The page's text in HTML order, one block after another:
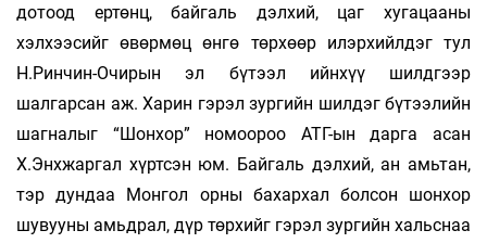
дотоод ертөнц, байгаль дэлхий, цаг хугацааны
хэлхээсийг өвөрмөц өнгө төрхөөр илэрхийлдэг тул
Н.Ринчин-Очирын эл бүтээл ийнхүү шилдгээр
шалгарсан аж. Харин гэрэл зургийн шилдэг бүтээлийн
шагналыг “Шонхор” номоороо АТГ-ын дарга асан
Х.Энхжаргал хүртсэн юм. Байгаль дэлхий, ан амьтан,
тэр дундаа Монгол орны бахархал болсон шонхор
шувууны амьдрал, дүр төрхийг гэрэл зургийн хальснаа